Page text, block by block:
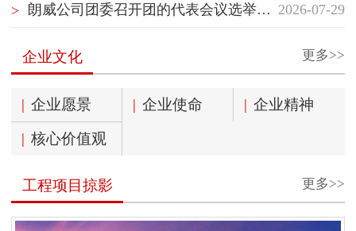
2026-07-29
> 朗威公司团委召开团的代表会议选举团的代表
更多>>
企业文化
| 企业愿景 | 企业使命 | 企业精神
| 核心价值观
更多>>
工程项目掠影